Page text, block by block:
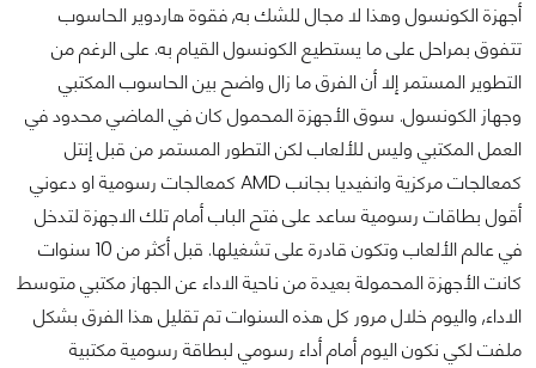
أجهزة الكونسول وهذا لا مجال للشك به, فقوة هاردوير الحاسوب
تتفوق بمراحل على ما يستطيع الكونسول القيام به. على الرغم من
التطوير المستمر إلا أن الفرق ما زال واضح بين الحاسوب المكتبي
وجهاز الكونسول. سوق الأجهزة المحمول كان في الماضي محدود في
العمل المكتبي وليس للألعاب لكن التطور المستمر من قبل إنتل
كمعالجات مركزية وانفيديا بجانب AMD كمعالجات رسومية او دعوني
أقول بطاقات رسومية ساعد على فتح الباب أمام تلك الاجهزة لتدخل
في عالم الألعاب وتكون قادرة على تشغيلها. قبل أكثر من 10 سنوات
كانت الأجهزة المحمولة بعيدة من ناحية الاداء عن الجهاز مكتبي متوسط
الاداء, واليوم خلال مرور كل هذه السنوات تم تقليل هذا الفرق بشكل
ملفت لكي نكون اليوم أمام أداء رسومي لبطاقة رسومية مكتبية